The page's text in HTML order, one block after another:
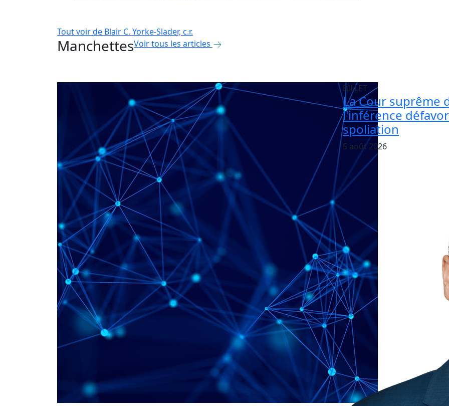
Tout voir de Blair C. Yorke-Slader, c.r.
ManchettesVoir tous les articles
BILLET
La Cour suprême
l'inférence
spoliation
5 août 2026